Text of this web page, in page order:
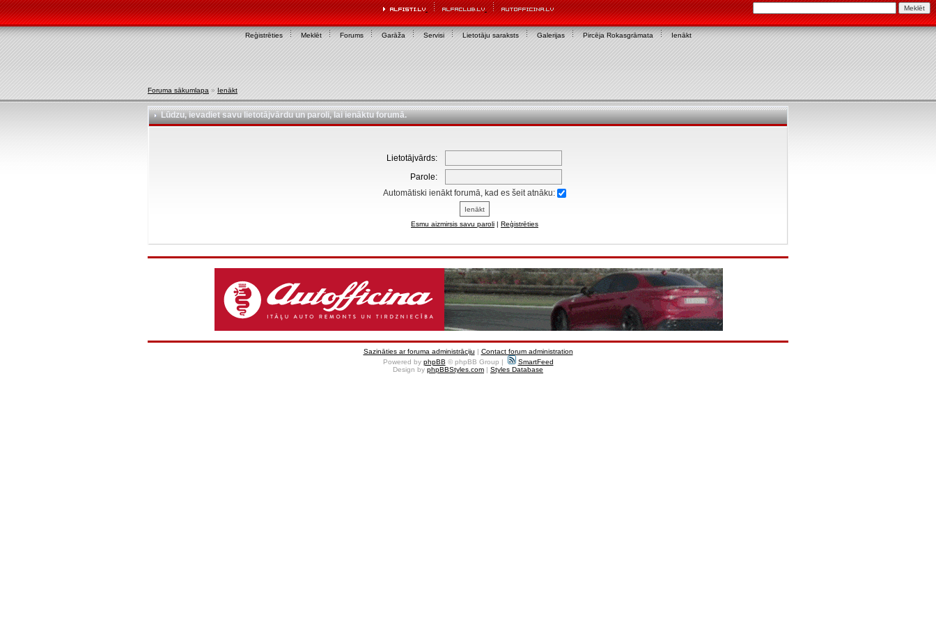
Reģistrēties Meklēt Forums Garāža Servisi Lietotāju saraksts Galerijas Pircēja Rokasgrāmata Ienākt
Foruma sākumlapa » Ienākt
Lūdzu, ievadiet savu lietotājvārdu un paroli, lai ienāktu forumā.
Lietotājvārds:
Parole:
Automātiski ienākt forumā, kad es šeit atnāku:
Esmu aizmirsis savu paroli | Reģistrēties
Sazināties ar foruma administrāciju | Contact forum administration
Powered by phpBB © phpBB Group |
SmartFeed
Design by phpBBStyles.com | Styles Database